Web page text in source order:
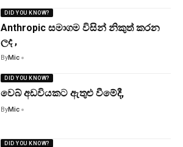
DID YOU KNOW?
Anthropic සමාගම විසින් නිකුත් කරන
ලද ,
ByMic
DID YOU KNOW?
වෙබ් අඩවියකට ඇතුළු වීමේදී,
ByMic
DID YOU KNOW?